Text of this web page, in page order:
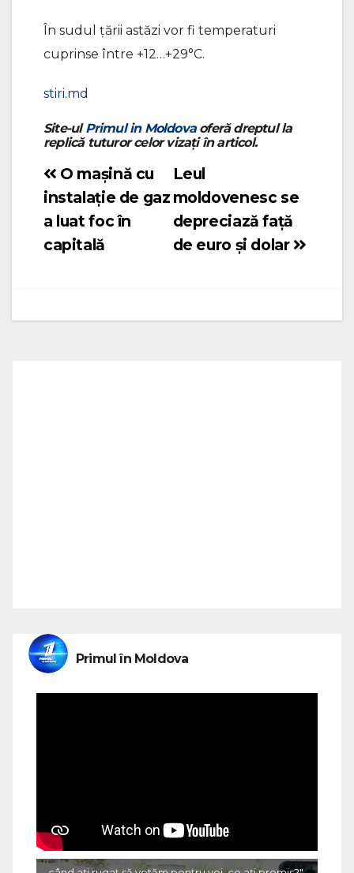
În sudul țării astăzi vor fi temperaturi
cuprinse între +12…+29°C.
stiri.md
Site-ulPrimul in Moldovaoferă dreptul la
replică tuturor celor vizați în articol.
Navigare
în
articole
Leul
moldovenesc se
depreciază față
de euro și dolar
O mașină cu
instalație de gaz
a luat foc în
capitală
Primul în Moldova